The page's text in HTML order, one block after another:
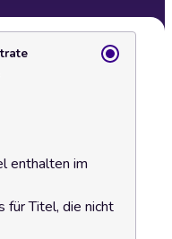
enthalten im
für Titel, die nicht